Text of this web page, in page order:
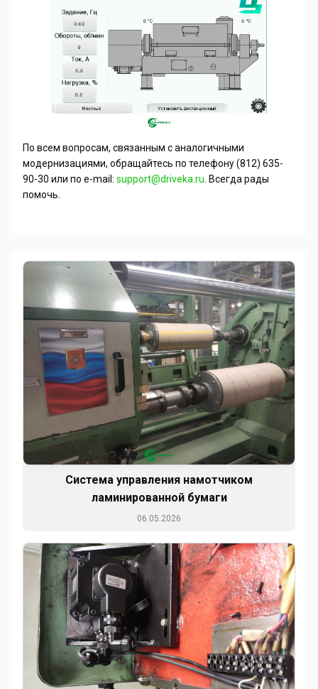
По всем вопросам, связанным с аналогичными
модернизациями, обращайтесь по телефону (812) 635-
90-30 или по e-mail : support@driveka ru . Всегда рады
помочь.
Система управления намотчиком
ламинированной бумаги
06.05.2026